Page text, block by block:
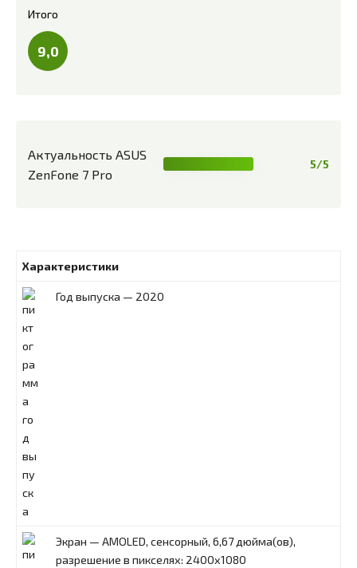
Итого
9,0
Актуальность ASUS
ZenFone 7 Pro
5/5
Характеристики
Год выпуска — 2020
Экран — AMOLED, сенсорный, 6,67 дюйма(ов),
разрешение в пикселях: 2400x1080